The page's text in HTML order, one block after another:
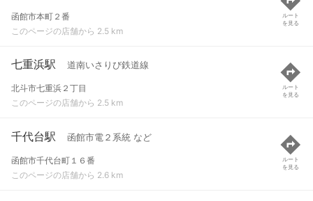
函館市本町２番
このページの店舗から 2.5 km
ルート
を見る
七重浜駅 道南いさりび鉄道線
北斗市七重浜２丁目
このページの店舗から 2.5 km
ルート
を見る
千代台駅 函館市電２系統 など
函館市千代台町１６番
このページの店舗から 2.6 km
ルート
を見る